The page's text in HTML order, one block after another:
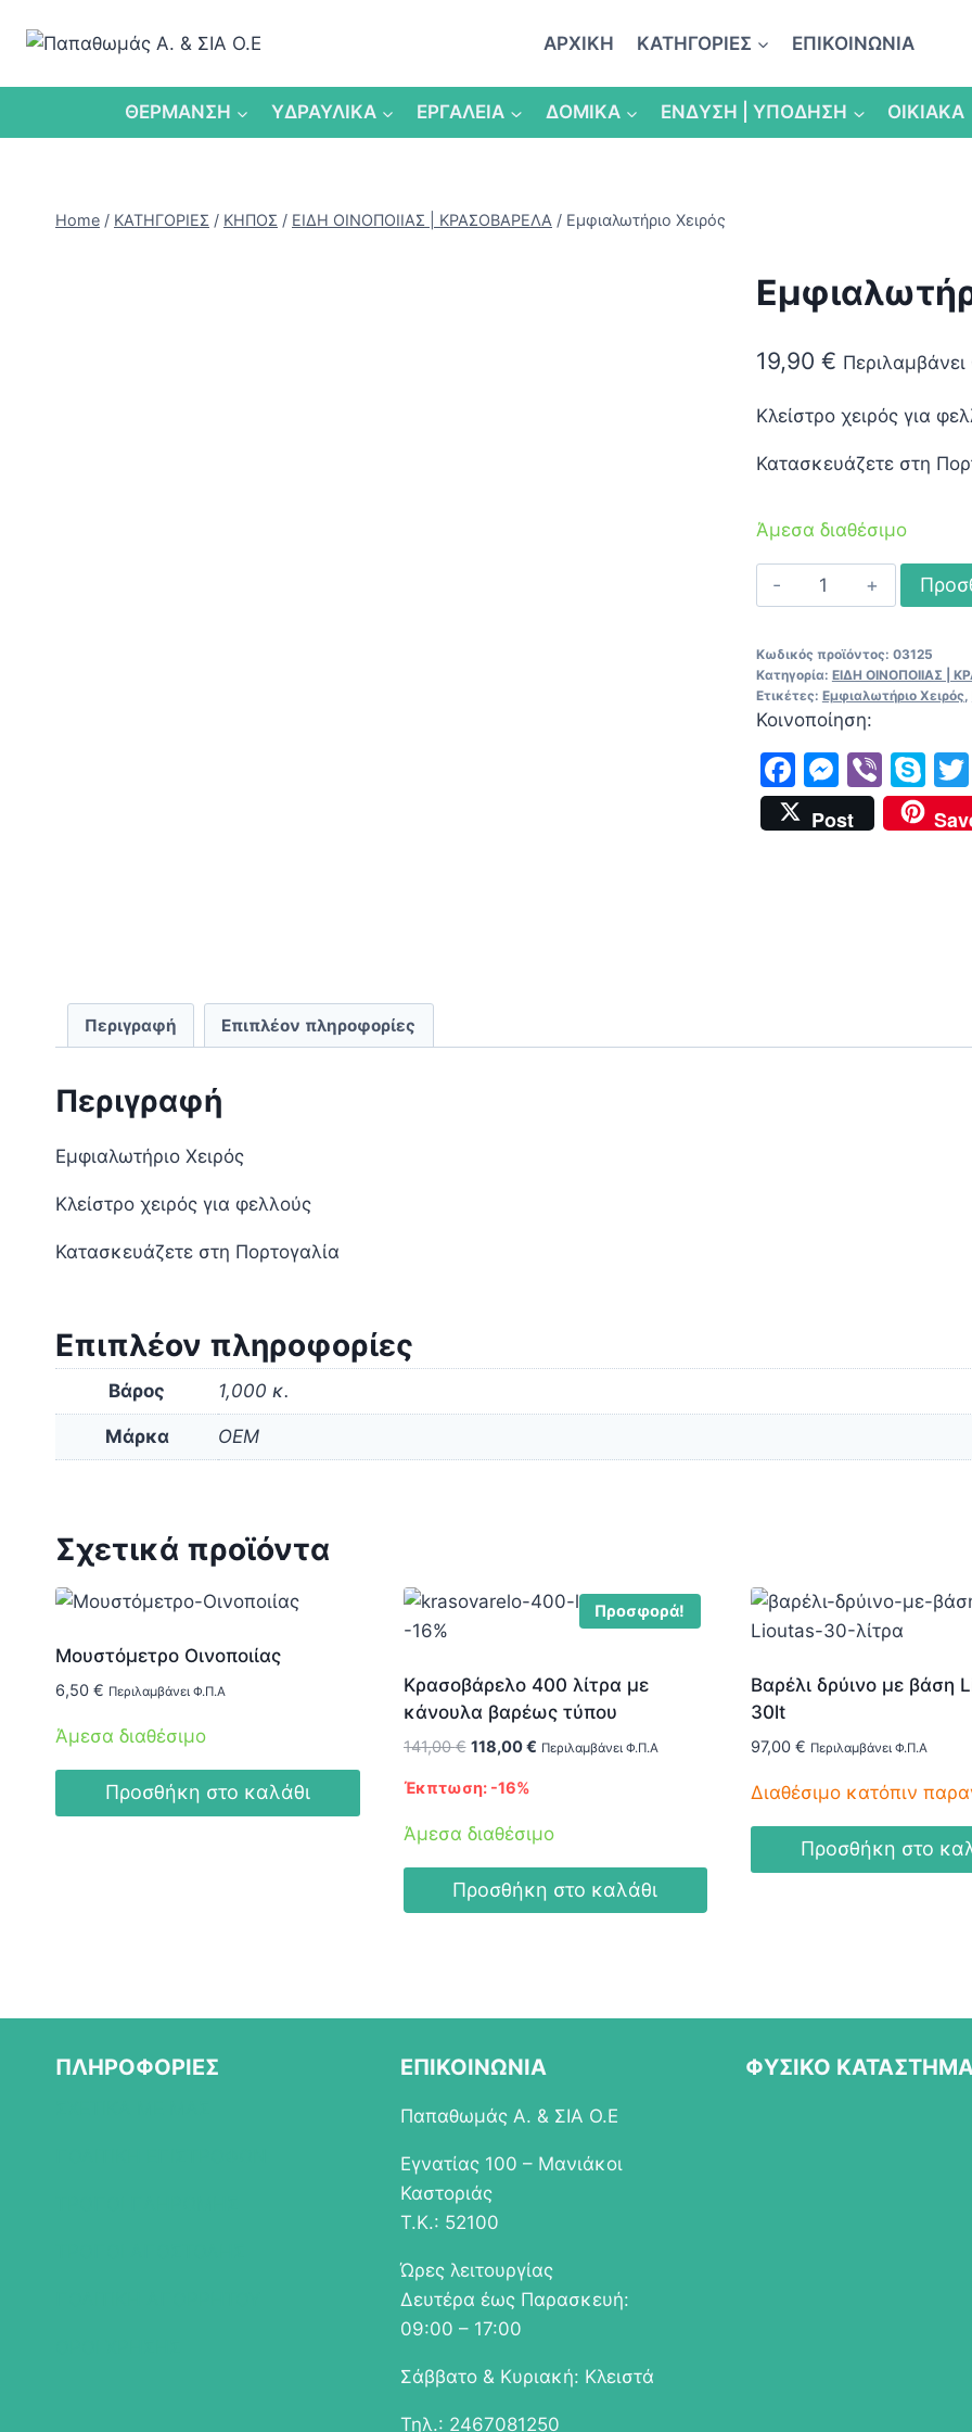
ΑΡΧΙΚΗ ΚΑΤΗΓΟΡΙΕΣ ΕΠΙΚΟΙΝΩΝΙΑ
ΘΕΡΜΑΝΣΗ ΥΔΡΑΥΛΙΚΑ ΕΡΓΑΛΕΙΑ ΔΟΜΙΚΑ ΕΝΔΥΣΗ | ΥΠΟΔΗΣΗ ΟΙΚΙΑΚΑ
Home / ΚΑΤΗΓΟΡΙΕΣ / ΚΗΠΟΣ / ΕΙΔΗ ΟΙΝΟΠΟΙΙΑΣ | ΚΡΑΣΟΒΑΡΕΛΑ / Εμφιαλωτήριο Χειρός
19,90 €
Κλείστρο χειρός για
Κατασκευάζετε στη
Άμεσα διαθέσιμο
Εμφιαλωτήριο
Χειρός
Κωδικός προϊόντος: 03125
Κατηγορία: ΕΙΔΗ ΟΙΝΟΠΟΙΙΑΣ |
Ετικέτες: Εμφιαλωτήριο Χειρός,
Κοινοποίηση:
Facebook
Viber
Post
Περιγραφή Επιπλέον πληροφορίες
Περιγραφή
Εμφιαλωτήριο Χειρός
Κλείστρο χειρός για φελλούς
Κατασκευάζετε στη Πορτογαλία
Επιπλέον πληροφορίες
Βάρος 1,000 κ.
Μάρκα OEM
Σχετικά προϊόντα
Μουστόμετρο Οινοποιίας
6,50 € Περιλαμβάνει Φ.Π.Α
Άμεσα διαθέσιμο
Προσθήκη στο καλάθι
Προσφορά!
-16%
Κρασοβάρελο 400 λίτρα με
κάνουλα βαρέως τύπου
141,00€ Original
was:
141,00 €.
118,00€Η
118,00 €.
Περιλαμβάνει Φ.Π.Α
Έκπτωση: -16%
Άμεσα διαθέσιμο
Προσθήκη στο καλάθι
Βαρέλι δρύινο με βάση
30lt
97,00 € Περιλαμβάνει Φ.Π.Α
Διαθέσιμο κατόπιν
Προσθήκη στο
ΠΛΗΡΟΦΟΡΙΕΣ ΕΠΙΚΟΙΝΩΝΙΑ
Παπαθωμάς Α. & ΣΙΑ Ο.Ε
Εγνατίας 100 – Μανιάκοι
Καστοριάς
Τ.Κ.: 52100
Ώρες λειτουργίας
Δευτέρα έως Παρασκευή:
09:00 – 17:00
Σάββατο & Κυριακή: Κλειστά
Τηλ.: 2467081250
ΦΥΣΙΚΟ